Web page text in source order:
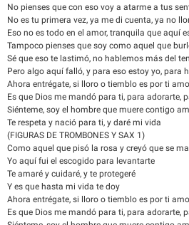
No pienses que con eso voy a atarme a tus
No es tu primera vez, ya me di cuenta, ya no
Eso no es todo en el amor, tranquila que aquí
Tampoco pienses que soy como aquel que
Sé que eso te lastimó, no hablemos más del
Pero algo aquí falló, y para eso estoy yo, para
Ahora entrégate, si lloro o tiemblo es por ti
Es que Dios me mandó para ti, para adorarte,
Siénteme, soy el hombre que muere contigo
Te respeta y nació para ti, y daré mi vida
(FIGURAS DE TROMBONES Y SAX 1)
Como aquel que pisó la rosa y creyó que se
Yo aquí fui el escogido para levantarte
Te amaré y cuidaré, y te protegeré
Y es que hasta mi vida te doy
Ahora entrégate, si lloro o tiemblo es por ti
Es que Dios me mandó para ti, para adorarte,